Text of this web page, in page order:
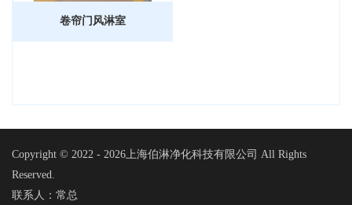
卷帘门风淋室
Copyright © 2022 - 2026上海伯淋净化科技有限公司 All Rights
Reserved.
联系人：常总